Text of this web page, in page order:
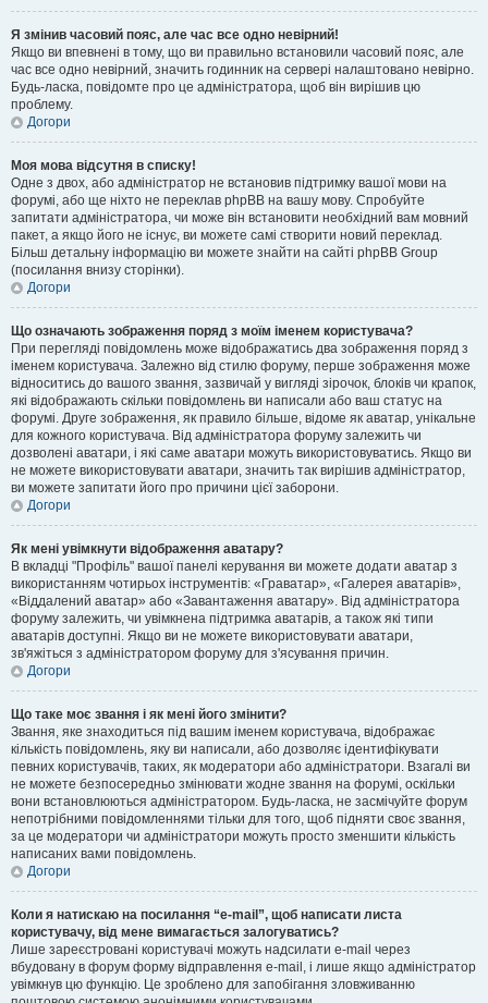
Я змінив часовий пояс, але час все одно невірний!
Якщо ви впевнені в тому, що ви правильно встановили часовий пояс, але
час все одно невірний, значить годинник на сервері налаштовано невірно.
Будь-ласка, повідомте про це адміністратора, щоб він вирішив цю
проблему.
Догори
Моя мова відсутня в списку!
Одне з двох, або адміністратор не встановив підтримку вашої мови на
форумі, або ще ніхто не переклав phpBB на вашу мову. Спробуйте
запитати адміністратора, чи може він встановити необхідний вам мовний
пакет, а якщо його не існує, ви можете самі створити новий переклад.
Більш детальну інформацію ви можете знайти на сайті phpBB Group
(посилання внизу сторінки).
Догори
Що означають зображення поряд з моїм іменем користувача?
При перегляді повідомлень може відображатись два зображення поряд з
іменем користувача. Залежно від стилю форуму, перше зображення може
відноситись до вашого звання, зазвичай у вигляді зірочок, блоків чи крапок,
які відображають скільки повідомлень ви написали або ваш статус на
форумі. Друге зображення, як правило більше, відоме як аватар, унікальне
для кожного користувача. Від адміністратора форуму залежить чи
дозволені аватари, і які саме аватари можуть використовуватись. Якщо ви
не можете використовувати аватари, значить так вирішив адміністратор,
ви можете запитати його про причини цієї заборони.
Догори
Як мені увімкнути відображення аватару?
В вкладці "Профіль" вашої панелі керування ви можете додати аватар з
використанням чотирьох інструментів: «Граватар», «Галерея аватарів»,
«Віддалений аватар» або «Завантаження аватару». Від адміністратора
форуму залежить, чи увімкнена підтримка аватарів, а також які типи
аватарів доступні. Якщо ви не можете використовувати аватари,
зв'яжіться з адміністратором форуму для з'ясування причин.
Догори
Що таке моє звання і як мені його змінити?
Звання, яке знаходиться під вашим іменем користувача, відображає
кількість повідомлень, яку ви написали, або дозволяє ідентифікувати
певних користувачів, таких, як модератори або адміністратори. Взагалі ви
не можете безпосередньо змінювати жодне звання на форумі, оскільки
вони встановлюються адміністратором. Будь-ласка, не засмічуйте форум
непотрібними повідомленнями тільки для того, щоб підняти своє звання,
за це модератори чи адміністратори можуть просто зменшити кількість
написаних вами повідомлень.
Догори
Коли я натискаю на посилання “e-mail”, щоб написати листа
користувачу, від мене вимагається залогуватись?
Лише зареєстровані користувачі можуть надсилати e-mail через
вбудовану в форум форму відправлення e-mail, і лише якщо адміністратор
увімкнув цю функцію. Це зроблено для запобігання зловживанню